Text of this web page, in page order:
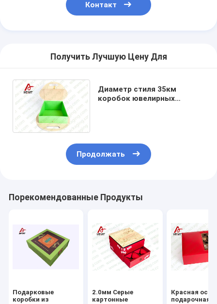
Контакт
Получить Лучшую Цену Для
Диаметр стиля 35км
коробок ювелирных
Продолжать
Порекомендованные Продукты
Подарковые
коробки из
2.0мм Серые
картонные
Красная
подарочная